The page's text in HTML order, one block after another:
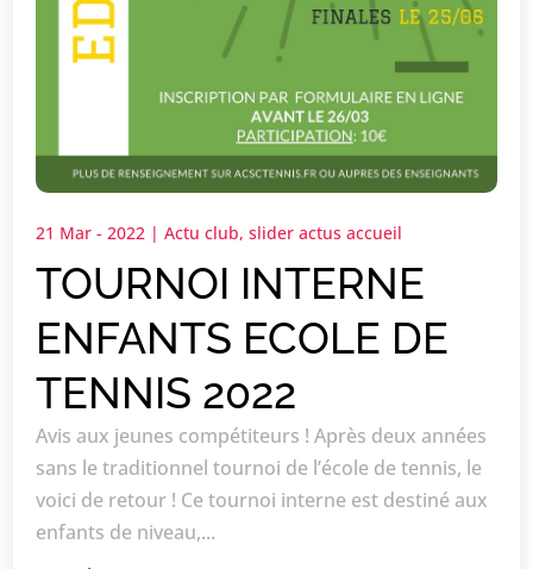
TOURNOI INTERNE
ENFANTS ECOLE DE
TENNIS 2022
21 Mar - 2022 |Actu club,slider actus accueil
Avis aux jeunes compétiteurs ! Après deux années
sans le traditionnel tournoi de l’école de tennis, le
voici de retour ! Ce tournoi interne est destiné aux
enfants de niveau,...